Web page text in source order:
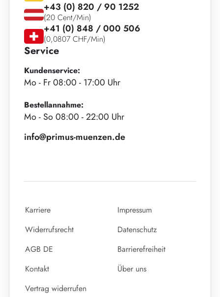
Service
Kundenservice:
Mo - Fr 08:00 - 17:00 Uhr
Bestellannahme:
Mo - So 08:00 - 22:00 Uhr
info@primus-muenzen.de
+43 (0) 820 / 90 1252
(20 Cent/Min)
+41 (0) 848 / 000 506
(0,0807 CHF/Min)
Karriere
Impressum
Widerrufsrecht
Datenschutz
AGB DE
Barrierefreiheit
Kontakt
Über uns
Vertrag widerrufen